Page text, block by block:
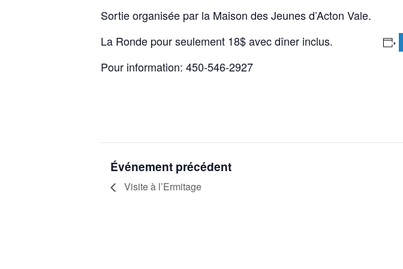
Sortie organisée par la Maison des Jeunes d’Acton Vale.
La Ronde pour seulement 18$ avec dîner inclus.
Pour information: 450-546-2927
Événement précédent
Visite à l’Ermitage